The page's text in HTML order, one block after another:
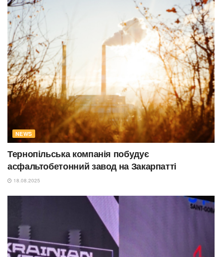
NEWS
Тернопільська компанія побудує
асфальтобетонний завод на Закарпатті
18.08.2025